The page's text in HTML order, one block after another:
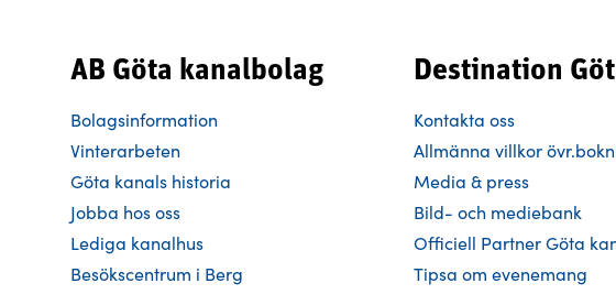
AB Göta kanalbolag
Bolagsinformation
Vinterarbeten
Göta kanals historia
Jobba hos oss
Lediga kanalhus
Besökscentrum i Berg
Destination
Kontakta oss
Allmänna villkor
Media & press
Bild- och mediebank
Officiell Partner Göta
Tipsa om evenemang